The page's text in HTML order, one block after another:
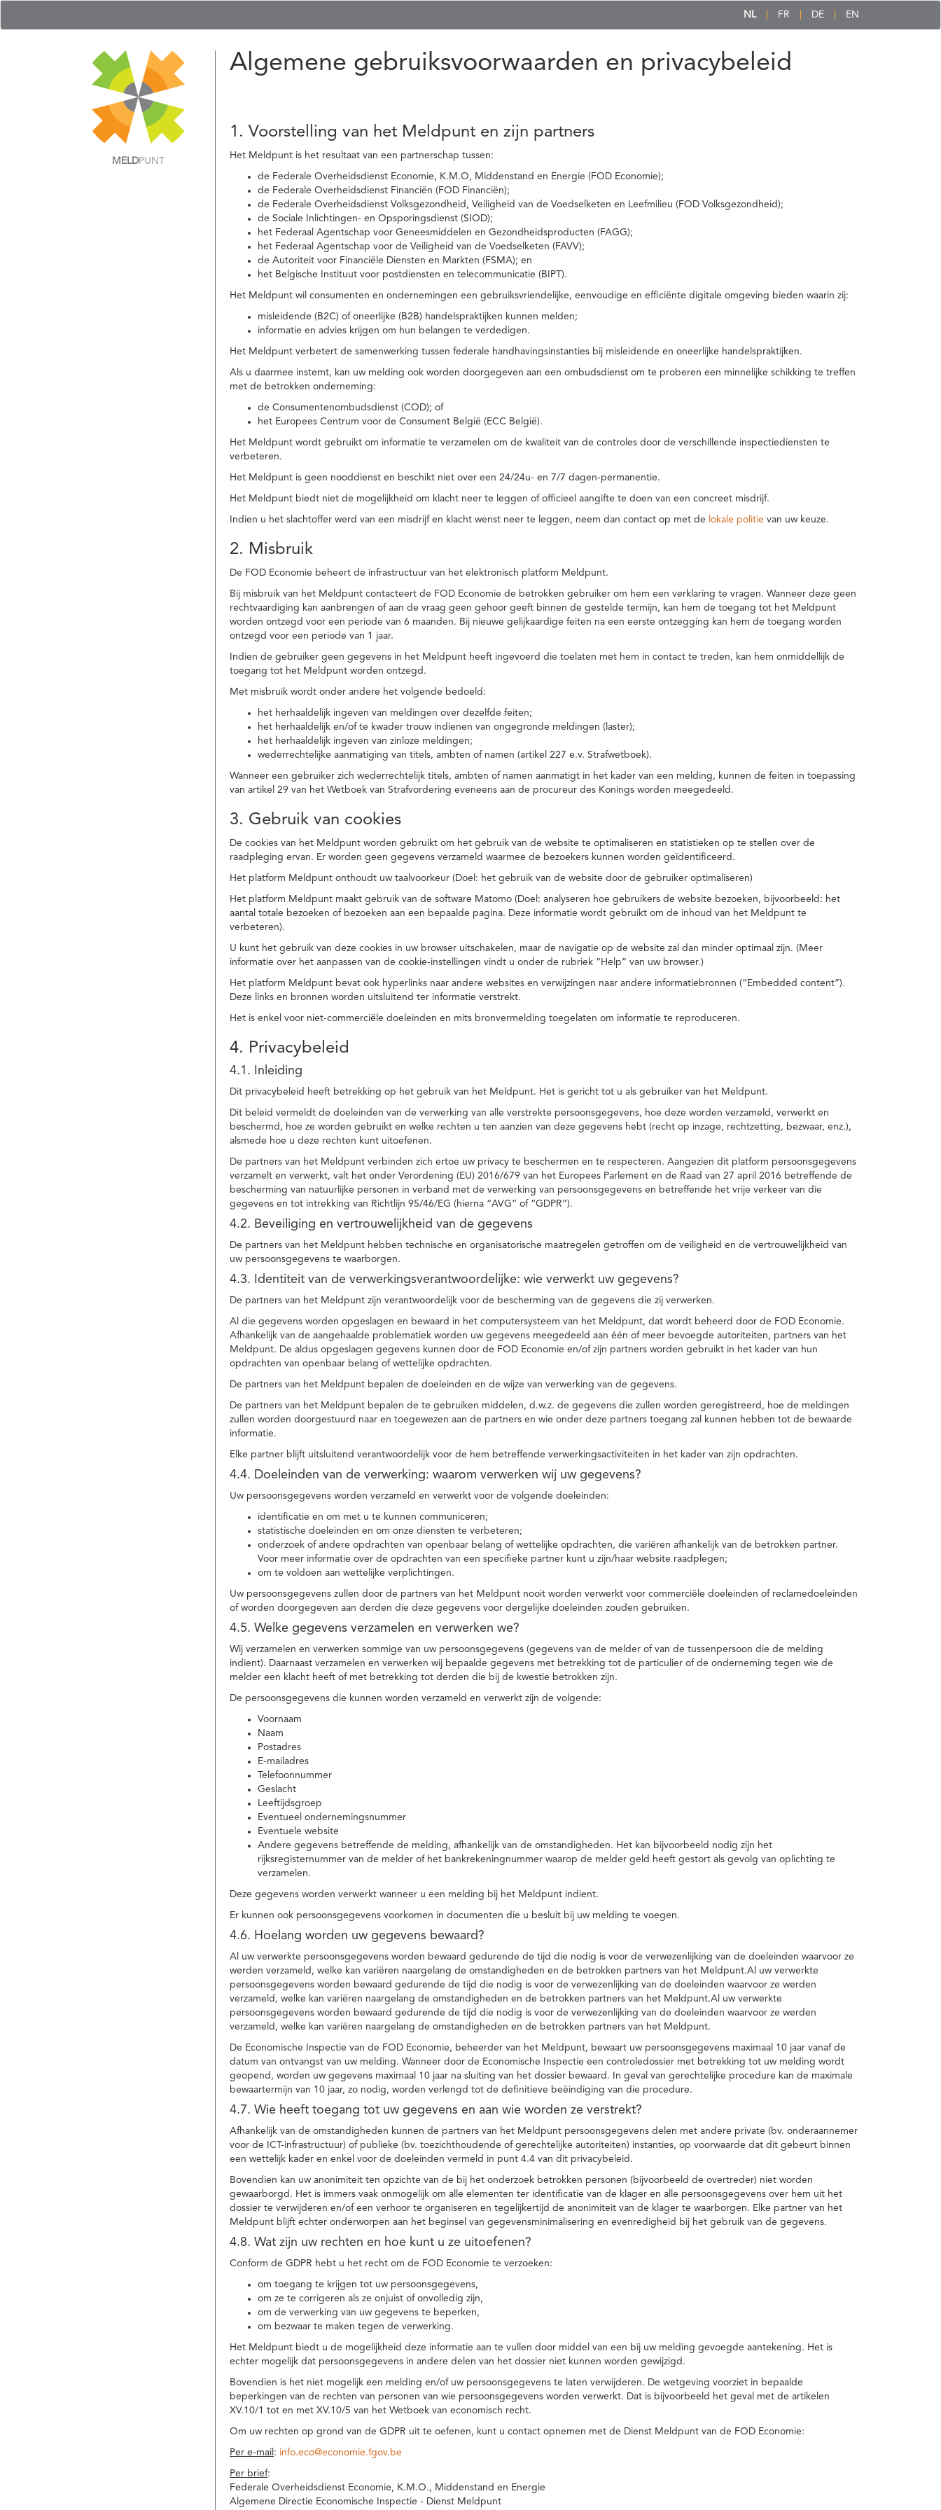
NL FR DE EN
MELDPUNT
Algemene gebruiksvoorwaarden en privacybeleid
1. Voorstelling van het Meldpunt en zijn partners
Het Meldpunt is het resultaat van een partnerschap tussen:
de Federale Overheidsdienst Economie, K.M.O, Middenstand en Energie (FOD Economie);
de Federale Overheidsdienst Financiën (FOD Financiën);
de Federale Overheidsdienst Volksgezondheid, Veiligheid van de Voedselketen en Leefmilieu (FOD Volksgezondheid);
de Sociale Inlichtingen- en Opsporingsdienst (SIOD);
het Federaal Agentschap voor Geneesmiddelen en Gezondheidsproducten (FAGG);
het Federaal Agentschap voor de Veiligheid van de Voedselketen (FAVV);
de Autoriteit voor Financiële Diensten en Markten (FSMA); en
het Belgische Instituut voor postdiensten en telecommunicatie (BIPT).
Het Meldpunt wil consumenten en ondernemingen een gebruiksvriendelijke, eenvoudige en efficiënte digitale omgeving bieden waarin zij:
misleidende (B2C) of oneerlijke (B2B) handelspraktijken kunnen melden;
informatie en advies krijgen om hun belangen te verdedigen.
Het Meldpunt verbetert de samenwerking tussen federale handhavingsinstanties bij misleidende en oneerlijke handelspraktijken.
Als u daarmee instemt, kan uw melding ook worden doorgegeven aan een ombudsdienst om te proberen een minnelijke schikking te treffen
met de betrokken onderneming:
de Consumentenombudsdienst (COD); of
het Europees Centrum voor de Consument België (ECC België).
Het Meldpunt wordt gebruikt om informatie te verzamelen om de kwaliteit van de controles door de verschillende inspectiediensten te
verbeteren.
Het Meldpunt is geen nooddienst en beschikt niet over een 24/24u- en 7/7 dagen-permanentie.
Het Meldpunt biedt niet de mogelijkheid om klacht neer te leggen of officieel aangifte te doen van een concreet misdrijf.
Indien u het slachtoffer werd van een misdrijf en klacht wenst neer te leggen, neem dan contact op met de lokale politie van uw keuze.
2. Misbruik
De FOD Economie beheert de infrastructuur van het elektronisch platform Meldpunt.
Bij misbruik van het Meldpunt contacteert de FOD Economie de betrokken gebruiker om hem een verklaring te vragen. Wanneer deze geen
rechtvaardiging kan aanbrengen of aan de vraag geen gehoor geeft binnen de gestelde termijn, kan hem de toegang tot het Meldpunt
worden ontzegd voor een periode van 6 maanden. Bij nieuwe gelijkaardige feiten na een eerste ontzegging kan hem de toegang worden
ontzegd voor een periode van 1 jaar.
Indien de gebruiker geen gegevens in het Meldpunt heeft ingevoerd die toelaten met hem in contact te treden, kan hem onmiddellijk de
toegang tot het Meldpunt worden ontzegd.
Met misbruik wordt onder andere het volgende bedoeld:
het herhaaldelijk ingeven van meldingen over dezelfde feiten;
het herhaaldelijk en/of te kwader trouw indienen van ongegronde meldingen (laster);
het herhaaldelijk ingeven van zinloze meldingen;
wederrechtelijke aanmatiging van titels, ambten of namen (artikel 227 e.v. Strafwetboek).
Wanneer een gebruiker zich wederrechtelijk titels, ambten of namen aanmatigt in het kader van een melding, kunnen de feiten in toepassing
van artikel 29 van het Wetboek van Strafvordering eveneens aan de procureur des Konings worden meegedeeld.
3. Gebruik van cookies
De cookies van het Meldpunt worden gebruikt om het gebruik van de website te optimaliseren en statistieken op te stellen over de
raadpleging ervan. Er worden geen gegevens verzameld waarmee de bezoekers kunnen worden geïdentificeerd.
Het platform Meldpunt onthoudt uw taalvoorkeur (Doel: het gebruik van de website door de gebruiker optimaliseren)
Het platform Meldpunt maakt gebruik van de software Matomo (Doel: analyseren hoe gebruikers de website bezoeken, bijvoorbeeld: het
aantal totale bezoeken of bezoeken aan een bepaalde pagina. Deze informatie wordt gebruikt om de inhoud van het Meldpunt te
verbeteren).
U kunt het gebruik van deze cookies in uw browser uitschakelen, maar de navigatie op de website zal dan minder optimaal zijn. (Meer
informatie over het aanpassen van de cookie-instellingen vindt u onder de rubriek “Help” van uw browser.)
Het platform Meldpunt bevat ook hyperlinks naar andere websites en verwijzingen naar andere informatiebronnen (“Embedded content”).
Deze links en bronnen worden uitsluitend ter informatie verstrekt.
Het is enkel voor niet-commerciële doeleinden en mits bronvermelding toegelaten om informatie te reproduceren.
4. Privacybeleid
4.1. Inleiding
Dit privacybeleid heeft betrekking op het gebruik van het Meldpunt. Het is gericht tot u als gebruiker van het Meldpunt.
Dit beleid vermeldt de doeleinden van de verwerking van alle verstrekte persoonsgegevens, hoe deze worden verzameld, verwerkt en
beschermd, hoe ze worden gebruikt en welke rechten u ten aanzien van deze gegevens hebt (recht op inzage, rechtzetting, bezwaar, enz.),
alsmede hoe u deze rechten kunt uitoefenen.
De partners van het Meldpunt verbinden zich ertoe uw privacy te beschermen en te respecteren. Aangezien dit platform persoonsgegevens
verzamelt en verwerkt, valt het onder Verordening (EU) 2016/679 van het Europees Parlement en de Raad van 27 april 2016 betreffende de
bescherming van natuurlijke personen in verband met de verwerking van persoonsgegevens en betreffende het vrije verkeer van die
gegevens en tot intrekking van Richtlijn 95/46/EG (hierna “AVG” of “GDPR”).
4.2. Beveiliging en vertrouwelijkheid van de gegevens
De partners van het Meldpunt hebben technische en organisatorische maatregelen getroffen om de veiligheid en de vertrouwelijkheid van
uw persoonsgegevens te waarborgen.
4.3. Identiteit van de verwerkingsverantwoordelijke: wie verwerkt uw gegevens?
De partners van het Meldpunt zijn verantwoordelijk voor de bescherming van de gegevens die zij verwerken.
Al die gegevens worden opgeslagen en bewaard in het computersysteem van het Meldpunt, dat wordt beheerd door de FOD Economie.
Afhankelijk van de aangehaalde problematiek worden uw gegevens meegedeeld aan één of meer bevoegde autoriteiten, partners van het
Meldpunt. De aldus opgeslagen gegevens kunnen door de FOD Economie en/of zijn partners worden gebruikt in het kader van hun
opdrachten van openbaar belang of wettelijke opdrachten.
De partners van het Meldpunt bepalen de doeleinden en de wijze van verwerking van de gegevens.
De partners van het Meldpunt bepalen de te gebruiken middelen, d.w.z. de gegevens die zullen worden geregistreerd, hoe de meldingen
zullen worden doorgestuurd naar en toegewezen aan de partners en wie onder deze partners toegang zal kunnen hebben tot de bewaarde
informatie.
Elke partner blijft uitsluitend verantwoordelijk voor de hem betreffende verwerkingsactiviteiten in het kader van zijn opdrachten.
4.4. Doeleinden van de verwerking: waarom verwerken wij uw gegevens?
Uw persoonsgegevens worden verzameld en verwerkt voor de volgende doeleinden:
identificatie en om met u te kunnen communiceren;
statistische doeleinden en om onze diensten te verbeteren;
onderzoek of andere opdrachten van openbaar belang of wettelijke opdrachten, die variëren afhankelijk van de betrokken partner.
Voor meer informatie over de opdrachten van een specifieke partner kunt u zijn/haar website raadplegen;
om te voldoen aan wettelijke verplichtingen.
Uw persoonsgegevens zullen door de partners van het Meldpunt nooit worden verwerkt voor commerciële doeleinden of reclamedoeleinden
of worden doorgegeven aan derden die deze gegevens voor dergelijke doeleinden zouden gebruiken.
4.5. Welke gegevens verzamelen en verwerken we?
Wij verzamelen en verwerken sommige van uw persoonsgegevens (gegevens van de melder of van de tussenpersoon die de melding
indient). Daarnaast verzamelen en verwerken wij bepaalde gegevens met betrekking tot de particulier of de onderneming tegen wie de
melder een klacht heeft of met betrekking tot derden die bij de kwestie betrokken zijn.
De persoonsgegevens die kunnen worden verzameld en verwerkt zijn de volgende:
Voornaam
Naam
Postadres
E-mailadres
Telefoonnummer
Geslacht
Leeftijdsgroep
Eventueel ondernemingsnummer
Eventuele website
Andere gegevens betreffende de melding, afhankelijk van de omstandigheden. Het kan bijvoorbeeld nodig zijn het
rijksregisternummer van de melder of het bankrekeningnummer waarop de melder geld heeft gestort als gevolg van oplichting te
verzamelen.
Deze gegevens worden verwerkt wanneer u een melding bij het Meldpunt indient.
Er kunnen ook persoonsgegevens voorkomen in documenten die u besluit bij uw melding te voegen.
4.6. Hoelang worden uw gegevens bewaard?
Al uw verwerkte persoonsgegevens worden bewaard gedurende de tijd die nodig is voor de verwezenlijking van de doeleinden waarvoor ze
werden verzameld, welke kan variëren naargelang de omstandigheden en de betrokken partners van het Meldpunt.Al uw verwerkte
persoonsgegevens worden bewaard gedurende de tijd die nodig is voor de verwezenlijking van de doeleinden waarvoor ze werden
verzameld, welke kan variëren naargelang de omstandigheden en de betrokken partners van het Meldpunt.Al uw verwerkte
persoonsgegevens worden bewaard gedurende de tijd die nodig is voor de verwezenlijking van de doeleinden waarvoor ze werden
verzameld, welke kan variëren naargelang de omstandigheden en de betrokken partners van het Meldpunt.
De Economische Inspectie van de FOD Economie, beheerder van het Meldpunt, bewaart uw persoonsgegevens maximaal 10 jaar vanaf de
datum van ontvangst van uw melding. Wanneer door de Economische Inspectie een controledossier met betrekking tot uw melding wordt
geopend, worden uw gegevens maximaal 10 jaar na sluiting van het dossier bewaard. In geval van gerechtelijke procedure kan de maximale
bewaartermijn van 10 jaar, zo nodig, worden verlengd tot de definitieve beëindiging van die procedure.
4.7. Wie heeft toegang tot uw gegevens en aan wie worden ze verstrekt?
Afhankelijk van de omstandigheden kunnen de partners van het Meldpunt persoonsgegevens delen met andere private (bv. onderaannemer
voor de ICT-infrastructuur) of publieke (bv. toezichthoudende of gerechtelijke autoriteiten) instanties, op voorwaarde dat dit gebeurt binnen
een wettelijk kader en enkel voor de doeleinden vermeld in punt 4.4 van dit privacybeleid.
Bovendien kan uw anonimiteit ten opzichte van de bij het onderzoek betrokken personen (bijvoorbeeld de overtreder) niet worden
gewaarborgd. Het is immers vaak onmogelijk om alle elementen ter identificatie van de klager en alle persoonsgegevens over hem uit het
dossier te verwijderen en/of een verhoor te organiseren en tegelijkertijd de anonimiteit van de klager te waarborgen. Elke partner van het
Meldpunt blijft echter onderworpen aan het beginsel van gegevensminimalisering en evenredigheid bij het gebruik van de gegevens.
4.8. Wat zijn uw rechten en hoe kunt u ze uitoefenen?
Conform de GDPR hebt u het recht om de FOD Economie te verzoeken:
om toegang te krijgen tot uw persoonsgegevens,
om ze te corrigeren als ze onjuist of onvolledig zijn,
om de verwerking van uw gegevens te beperken,
om bezwaar te maken tegen de verwerking.
Het Meldpunt biedt u de mogelijkheid deze informatie aan te vullen door middel van een bij uw melding gevoegde aantekening. Het is
echter mogelijk dat persoonsgegevens in andere delen van het dossier niet kunnen worden gewijzigd.
Bovendien is het niet mogelijk een melding en/of uw persoonsgegevens te laten verwijderen. De wetgeving voorziet in bepaalde
beperkingen van de rechten van personen van wie persoonsgegevens worden verwerkt. Dat is bijvoorbeeld het geval met de artikelen
XV.10/1 tot en met XV.10/5 van het Wetboek van economisch recht.
Om uw rechten op grond van de GDPR uit te oefenen, kunt u contact opnemen met de Dienst Meldpunt van de FOD Economie:
Per e-mail : info.eco@economie.fgov.be
Per brief:
Federale Overheidsdienst Economie, K.M.O., Middenstand en Energie
Algemene Directie Economische Inspectie - Dienst Meldpunt